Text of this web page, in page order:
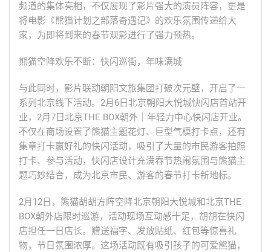
频道的集体亮相，不仅展现了影片强大的演员阵容，更是
将电影《熊猫计划之部落奇遇记》的欢乐氛围传递给大
家，为即将到来的春节观影进行了强力预热。
熊猫空降欢乐不断：快闪巡街，年味满城
与此同时，影片联动朝阳文旅集团打破次元壁，开启了一
系列北京线下活动。2月6日北京朝阳大悦城快闪店首站开
业，2月7日北京THE BOX朝外｜年轻力中心快闪店开业。
不仅在商场设置了熊猫主题花灯、巨型气模打卡点，还有
集章打卡赢好礼的快闪活动，吸引了大量的市民游客拍照
打卡、参与活动，快闪店设计充满春节热闹氛围与熊猫主
题巧妙结合，成为北京市民、游客的春节打卡新地标。
2月12日，熊猫胡胡方阵空降北京朝阳大悦城和北京THE
BOX朝外店限时巡游，活动现场互动感十足，胡胡在快闪
店担任一日店长。赠送福字、发放贴纸、红包等惊喜礼
物，节日氛围浓厚。这场活动既有吸引孩子的可爱熊猫，